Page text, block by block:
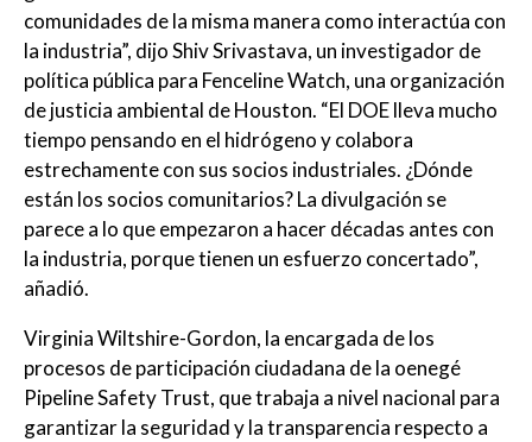
comunidades de la misma manera como interactúa con
la industria”, dijo Shiv Srivastava, un investigador de
política pública para Fenceline Watch, una organización
de justicia ambiental de Houston. “El DOE lleva mucho
tiempo pensando en el hidrógeno y colabora
estrechamente con sus socios industriales. ¿Dónde
están los socios comunitarios? La divulgación se
parece a lo que empezaron a hacer décadas antes con
la industria, porque tienen un esfuerzo concertado”,
añadió.
Virginia Wiltshire-Gordon, la encargada de los
procesos de participación ciudadana de la oenegé
Pipeline Safety Trust, que trabaja a nivel nacional para
garantizar la seguridad y la transparencia respecto a